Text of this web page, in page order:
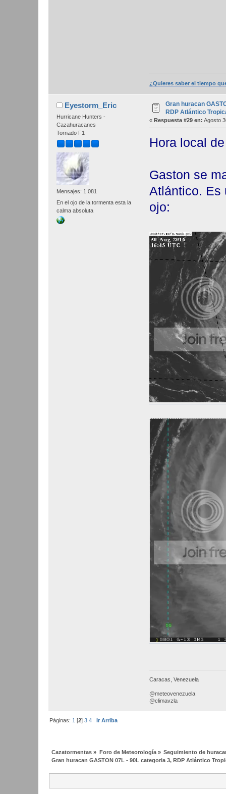
¿Quieres saber el tiempo
Eyestorm_Eric
Hurricane Hunters -
Cazahuracanes
Tornado F1
Mensajes: 1.081
En el ojo de la tormenta esta la
calma absoluta
Gran huracan
RDP Atlántico
« Respuesta #29 en: Agosto
Hora local
Gaston se
Atlántico. Es
ojo:
Caracas, Venezuela
@meteovenezuela
@climavzla
Páginas: 1 [2]3 4 Ir Arriba
Cazatormentas » Foro de Meteorología» Seguimiento de
Gran huracan GASTON 07L - 90L categoria 3, RDP Atlántico